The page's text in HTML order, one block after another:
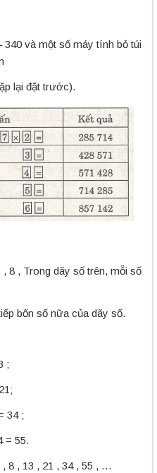
và một số máy tính bỏ túi
lại đặt trước).
8 , Trong dãy số trên, mỗi số
bốn số nữa của dãy số.
;
34 ;
= 55.
8 , 13 , 21 , 34 , 55 , …